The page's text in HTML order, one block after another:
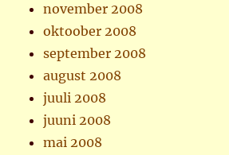
november 2008
oktoober 2008
september 2008
august 2008
juuli 2008
juuni 2008
mai 2008